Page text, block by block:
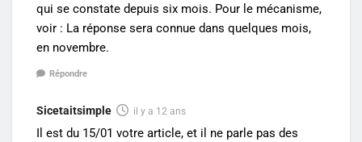
qui se constate depuis six mois. Pour le mécanisme,
voir : La réponse sera connue dans quelques mois,
en novembre.
Répondre
Sicetaitsimple il y a 12 ans
Il est du 15/01 votre article, et il ne parle pas des